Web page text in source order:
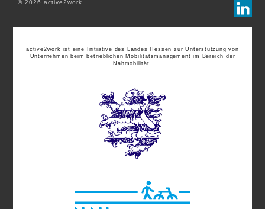
© 2026 active2work
active2work ist eine Initiative des Landes Hessen zur Unterstützung von
Unternehmen beim betrieblichen Mobilitätsmanagement im Bereich der
Nahmobilität.